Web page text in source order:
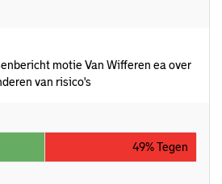
motie Van Wifferen ea over
van risico's
49% Tegen